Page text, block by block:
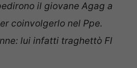
il giovane Agag a
coinvolgerlo nel Ppe.
lui infatti traghettò FI